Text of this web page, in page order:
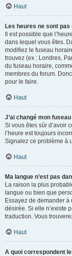
Haut
Les heures ne sont
Il est possible que
dans lequel vous êtes.
modifiez le fuseau
trouvez (ex : Londres,
du fuseau horaire,
membres du forum.
pour le faire.
Haut
J’ai changé mon
Si vous êtes sûr d’avoir
l’heure est toujours
Signalez ce problème à
Haut
Ma langue n’est pas
La raison la plus
langue ou bien que
Essayez de demander
désirée. Si elle n’existe
traduction. Vous
Haut
A quoi correspondent